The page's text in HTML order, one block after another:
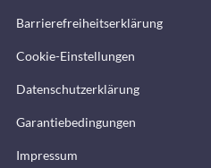
Barrierefreiheitserklärung
Cookie-Einstellungen
Datenschutzerklärung
Garantiebedingungen
Impressum